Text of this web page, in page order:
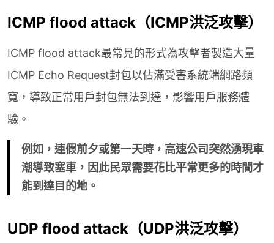
ICMP flood attack（ICMP洪泛攻擊）
ICMP flood attack最常見的形式為攻擊者製造大量
ICMP Echo Request封包以佔滿受害系統端網路頻
寬，導致正常用戶封包無法到達，影響用戶服務體
驗。
例如，連假前夕或第一天時，高速公司突然湧現車
潮導致塞車，因此民眾需要花比平常更多的時間才
能到達目的地。
UDP flood attack（UDP洪泛攻擊）